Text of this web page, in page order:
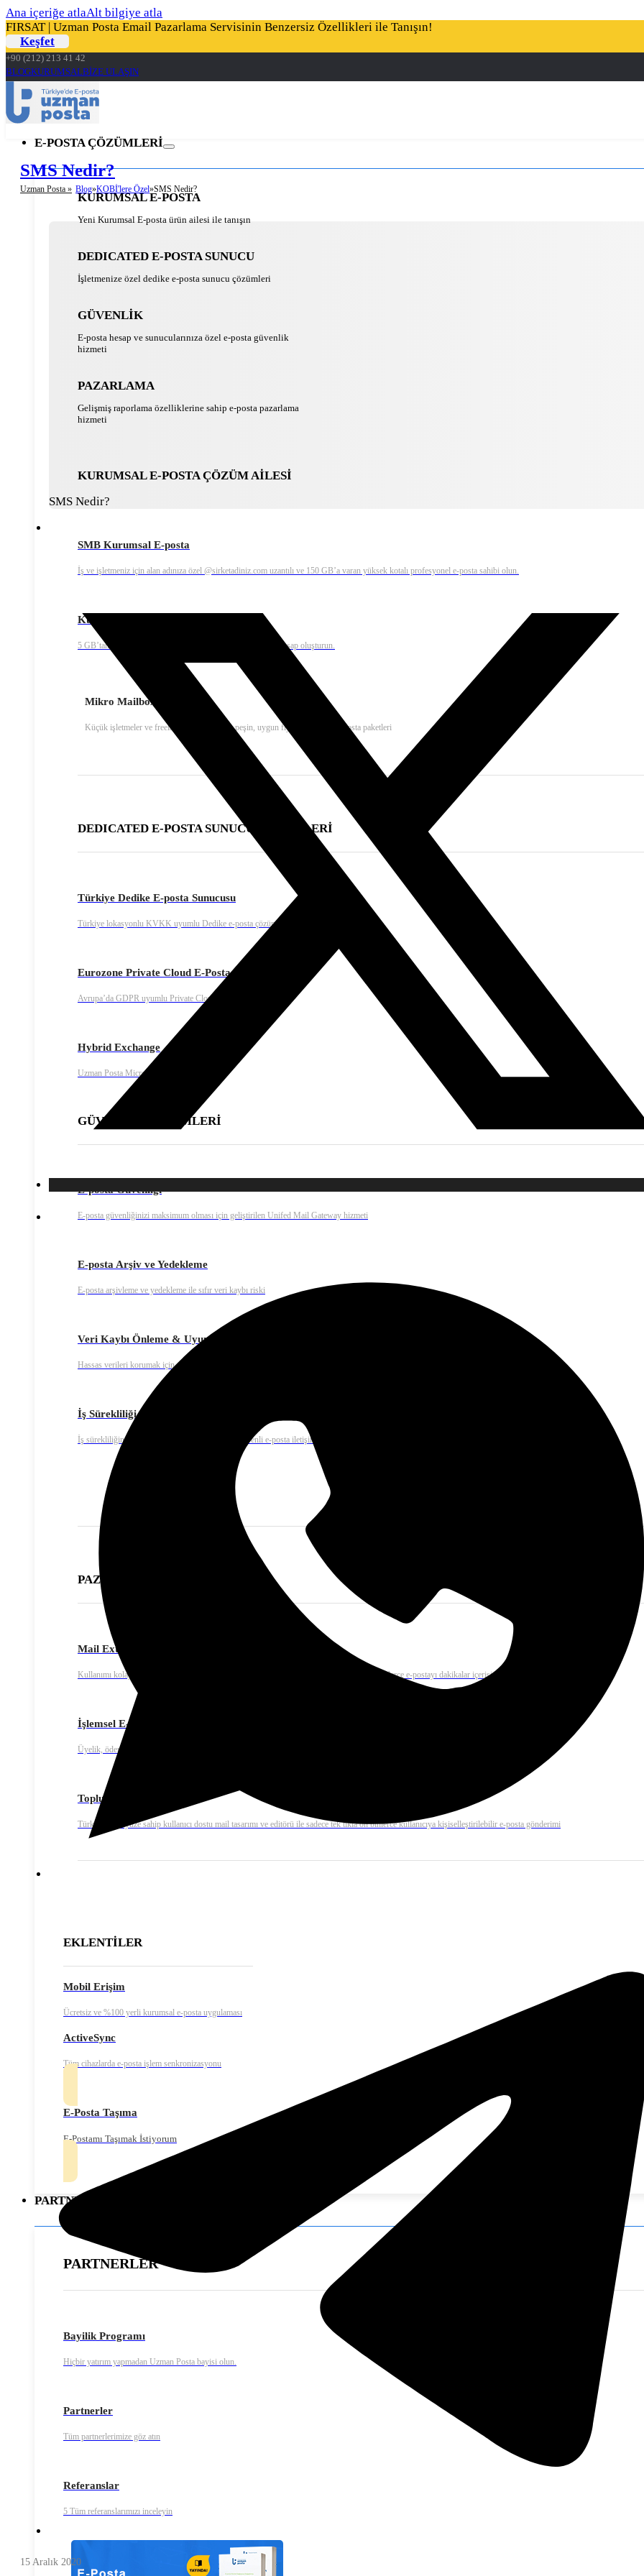
Ana içeriğe atlaAlt bilgiye atla
FIRSAT | Uzman Posta Email Pazarlama Servisinin Benzersiz Özellikleri ile Tanışın!
Keşfet
+90 (212) 213 41 42
BLOGKURUMSALBİZE ULAŞIN
E-POSTA ÇÖZÜMLERİ
KURUMSAL E-POSTA
Yeni Kurumsal E-posta ürün ailesi ile tanışın
DEDICATED E-POSTA SUNUCU
İşletmenize özel dedike e-posta sunucu çözümleri
GÜVENLİK
E-posta hesap ve sunucularınıza özel e-posta güvenlik
hizmeti
PAZARLAMA
Gelişmiş raporlama özelliklerine sahip e-posta pazarlama
hizmeti
KURUMSAL E-POSTA ÇÖZÜM AİLESİ
SMB Kurumsal E-posta
İş ve işletmeniz için alan adınıza özel @sirketadiniz.com uzantılı ve 150 GB’a varan yüksek kotalı profesyonel e-posta sahibi olun.
Kurumsal Ekonomik E-posta
5 GB’tan başlayıp 5 GB’lık artışlarla istediğiniz kapasitede hesap oluşturun.
Mikro Mailbox E-Posta
Küçük işletmeler ve freelancer’lar için yıllık peşin, uygun fiyatlı kurumsal e-posta paketleri
DEDICATED E-POSTA SUNUCU ÇÖZÜMLERİ
Türkiye Dedike E-posta Sunucusu
Türkiye lokasyonlu KVKK uyumlu Dedike e-posta çözümü
Eurozone Private Cloud E-Posta
Avrupa’da GDPR uyumlu Private Cloud e-posta çözümü
Hybrid Exchange
Uzman Posta Microsoft Exchange servisi
GÜVENLİK ÇÖZÜMLERİ
E-posta Güvenliği
E-posta güvenliğinizi maksimum olması için geliştirilen Unifed Mail Gateway hizmeti
E-posta Arşiv ve Yedekleme
E-posta arşivleme ve yedekleme ile sıfır veri kaybı riski
Veri Kaybı Önleme & Uyumluluk
Hassas verileri korumak için endüstri standartlarına uygun güvenlik protokelleri
İş Sürekliliği
İş sürekliliğini sağlamak için 7/24 kesintisiz ve güvenli e-posta iletişimi
PAZARLAMA ÇÖZÜMLERİ
Mail Extra – E-mail Marketing
Kullanımı kolay, yüksek teslim edilebilirlik oranına sahip gelişmiş toplu mail çözümü ile binlerce e-postayı dakikalar içerisinde gönderiz.
İşlemsel E-posta
Üyelik, ödeme onay ya da fatura bildirimleri gibi işlemsel e-posta gönderilerinizi otomatik olarak gerçekleştirme ve anında kolayca raporlama
Toplu E-Posta
Türkçe bir arayüze sahip kullanıcı dostu mail tasarımı ve editörü ile sadece tek tıkla on binlerce kullanıcıya kişiselleştirilebilir e-posta gönderimi
EKLENTİLER
Mobil Erişim
Ücretsiz ve %100 yerli kurumsal e-posta uygulaması
ActiveSync
Tüm cihazlarda e-posta işlem senkronizasyonu
E-Posta Taşıma
E-Postamı Taşımak İstiyorum
PARTNERLER
PARTNERLER
Bayilik Programı
Hiçbir yatırım yapmadan Uzman Posta bayisi olun.
Partnerler
Tüm partnerlerimize göz atın
Referanslar
5 Tüm referanslarımızı inceleyin
SMS Nedir?
Uzman Posta » Blog KOBİ'lere Özel SMS Nedir?
SMS Nedir?
15 Aralık 2020